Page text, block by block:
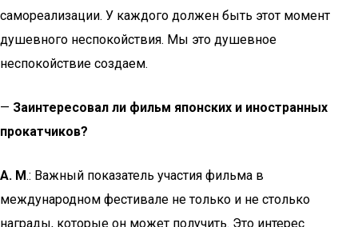
самореализации. У каждого должен быть этот момент
душевного неспокойствия. Мы это душевное
неспокойствие создаем.
— Заинтересовал ли фильм японских и иностранных
прокатчиков?
А. М.: Важный показатель участия фильма в
международном фестивале не только и не столько
награды, которые он может получить. Это интерес